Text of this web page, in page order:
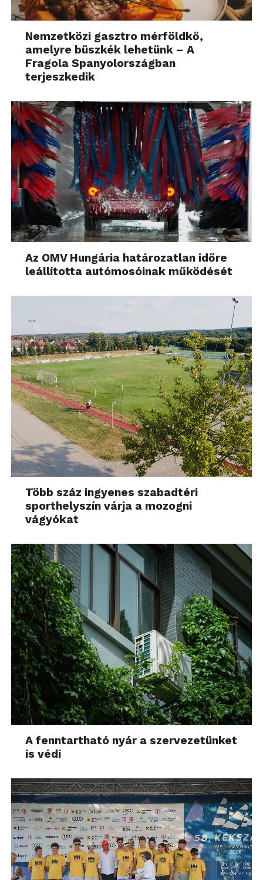
Nemzetközi gasztro mérföldkő,
amelyre büszkék lehetünk – A
Fragola Spanyolországban
terjeszkedik
Az OMV Hungária határozatlan időre
leállította autómosóinak működését
Több száz ingyenes szabadtéri
sporthelyszín várja a mozogni
vágyókat
A fenntartható nyár a szervezetünket
is védi